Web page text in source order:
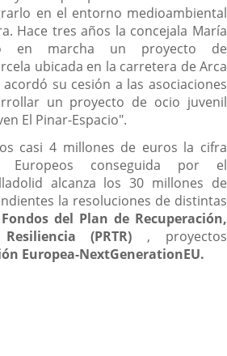
en el entorno medioambiental
Hace tres años la concejala María
en marcha un proyecto de
ubicada en la carretera de Arca
su cesión a las asociaciones
un proyecto de ocio juvenil
El Pinar-Espacio".
casi 4 millones de euros la cifra
Europeos conseguida por el
alcanza los 30 millones de
la resoluciones de distintas
Fondos del Plan de Recuperación,
(PRTR) , proyectos
Europea-NextGenerationEU.